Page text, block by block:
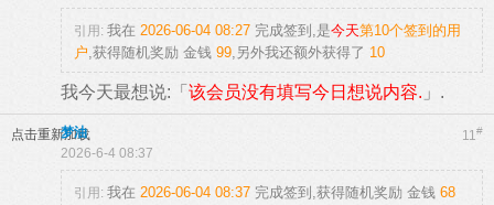
引用: 我在 2026-06-04 08:27 完成签到,是今天第10个签到的用
户,获得随机奖励 金钱 99,另外我还额外获得了 10
我今天最想说:「 该会员没有填写今日想说内容. 」.
点击重新加载 11#
梦油
2026-6-4 08:37
引用: 我在 2026-06-04 08:37 完成签到,获得随机奖励 金钱 68